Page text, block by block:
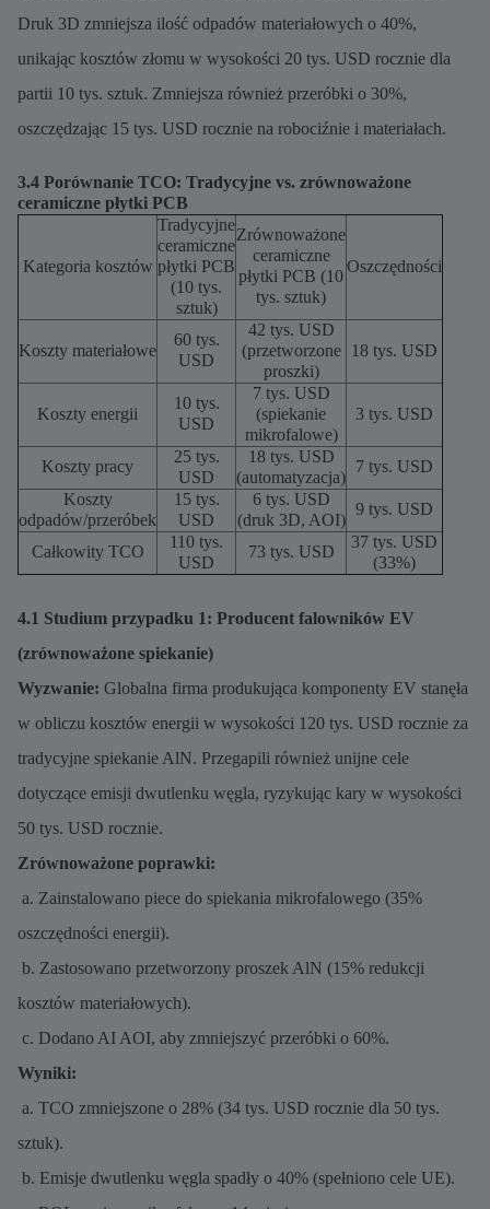
Druk 3D zmniejsza ilość odpadów materiałowych o 40%,
unikając kosztów złomu w wysokości 20 tys. USD rocznie dla
partii 10 tys. sztuk. Zmniejsza również przeróbki o 30%,
oszczędzając 15 tys. USD rocznie na robociźnie i materiałach.
3.4 Porównanie TCO: Tradycyjne vs. zrównoważone
ceramiczne płytki PCB
Kategoria kosztów
Tradycyjne
ceramiczne
płytki PCB
(10 tys.
sztuk)
Zrównoważone
ceramiczne
płytki PCB (10
tys. sztuk)
Oszczędności
Koszty materiałowe
60 tys.
USD
42 tys. USD
(przetworzone
proszki)
18 tys. USD
Koszty energii
10 tys.
USD
7 tys. USD
(spiekanie
mikrofalowe)
3 tys. USD
Koszty pracy
25 tys.
USD
18 tys. USD
(automatyzacja)
7 tys. USD
Koszty
odpadów/przeróbek
15 tys.
USD
6 tys. USD
(druk 3D, AOI)
9 tys. USD
Całkowity TCO
110 tys.
USD
73 tys. USD
37 tys. USD
(33%)
4.1 Studium przypadku 1: Producent falowników EV
(zrównoważone spiekanie)
Wyzwanie: Globalna firma produkująca komponenty EV stanęła
w obliczu kosztów energii w wysokości 120 tys. USD rocznie za
tradycyjne spiekanie AlN. Przegapili również unijne cele
dotyczące emisji dwutlenku węgla, ryzykując kary w wysokości
50 tys. USD rocznie.
Zrównoważone poprawki:
a. Zainstalowano piece do spiekania mikrofalowego (35%
oszczędności energii).
b. Zastosowano przetworzony proszek AlN (15% redukcji
kosztów materiałowych).
c. Dodano AI AOI, aby zmniejszyć przeróbki o 60%.
Wyniki:
a. TCO zmniejszone o 28% (34 tys. USD rocznie dla 50 tys.
sztuk).
b. Emisje dwutlenku węgla spadły o 40% (spełniono cele UE).